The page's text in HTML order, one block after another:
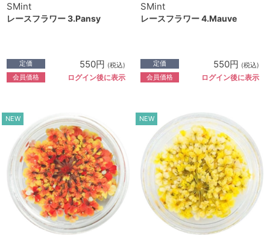
SMint
レースフラワー 3.Pansy
定価 550円 (税込)
会員価格 ログイン後に表示
SMint
レースフラワー 4.Mauve
定価 550円 (税込)
会員価格 ログイン後に表示
NEW NEW